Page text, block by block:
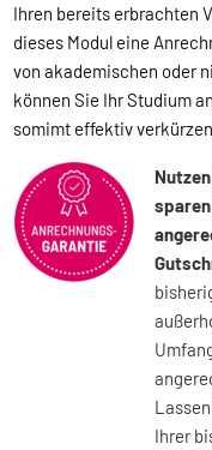
Ihren bereits erbrachten
dieses Modul eine
von akademischen oder
können Sie Ihr Studium
somimt effektiv
Ihrer